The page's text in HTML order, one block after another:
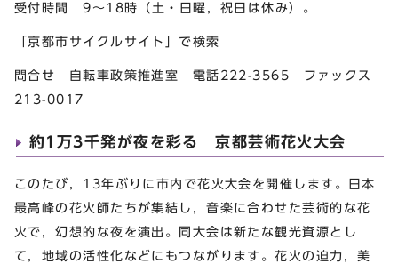
受付時間 9～18時（土・日曜，祝日は休み）。
「京都市サイクルサイト」で検索
問合せ 自転車政策推進室 電話222-3565 ファックス
213-0017
約1万3千発が夜を彩る 京都芸術花火大会
このたび，13年ぶりに市内で花火大会を開催します。日本
最高峰の花火師たちが集結し，音楽に合わせた芸術的な花
火で，幻想的な夜を演出。同大会は新たな観光資源とし
て，地域の活性化などにもつながります。花火の迫力，美